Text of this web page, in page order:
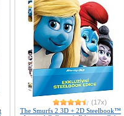
(17x)
The Smurfs 2 3D + 2D Steelbook™